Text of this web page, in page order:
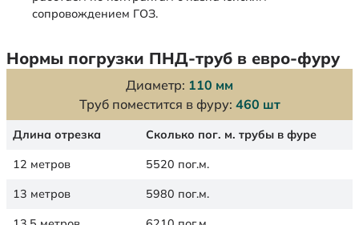
сопровождением ГОЗ.
Нормы погрузки ПНД-труб в евро-фуру
Диаметр: 110 мм
Труб поместится в фуру: 460 шт
Длина отрезка Сколько пог. м. трубы в фуре
12 метров 5520 пог.м.
13 метров 5980 пог.м.